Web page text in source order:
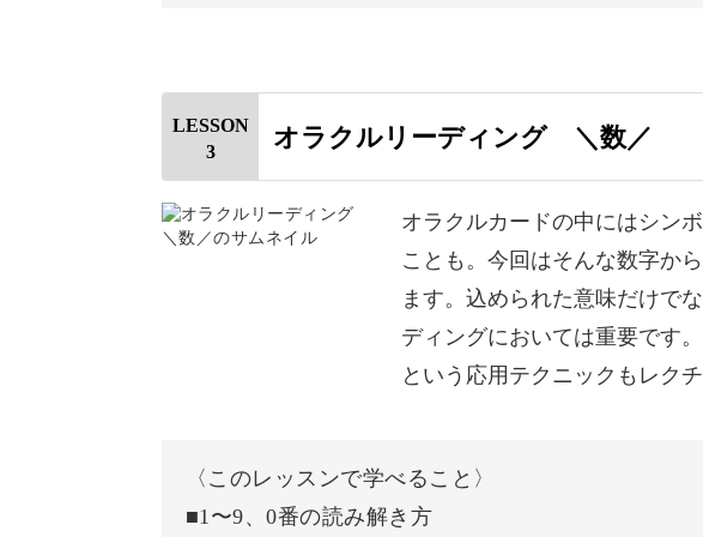
はじめに
赤のカード
黄色のカード
LESSON
3
オラクルリーディング ＼数／
オラクルカードの中にはシン
ことも。今回はそんな数字か
ます。込められた意味だけで
ディングにおいては重要です
という応用テクニックもレク
〈このレッスンで学べること〉
■1〜9、0番の読み解き方